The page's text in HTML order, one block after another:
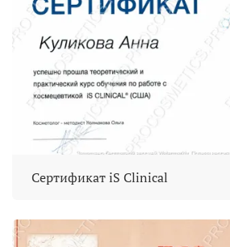
Сертификат iS Clinical